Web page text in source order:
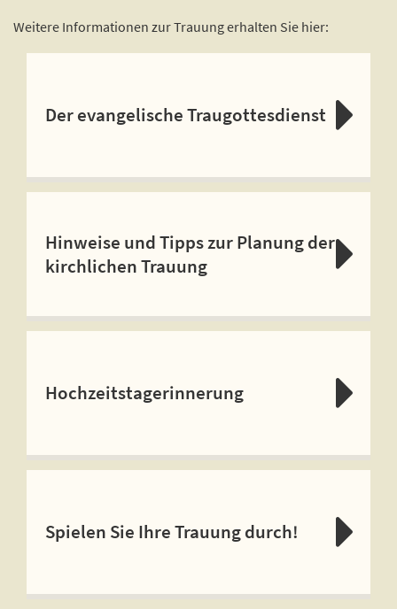
Weitere Informationen zur Trauung erhalten Sie hier:
Der evangelische Traugottesdienst
Hinweise und Tipps zur Planung der
kirchlichen Trauung
Hochzeitstagerinnerung
Spielen Sie Ihre Trauung durch!